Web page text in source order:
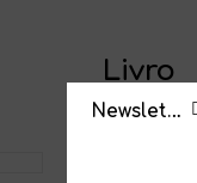
Livro
As
Newsletter